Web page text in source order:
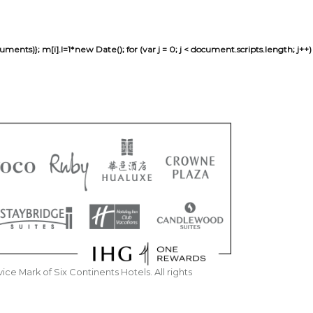
m[i].l=1*new Date(); for (var j = 0; j <
Mark of Six Continents Hotels. All rights